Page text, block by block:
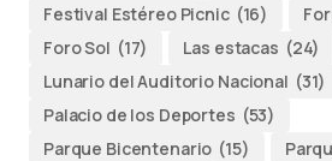
Festival Estéreo Picnic (16)
Foro Sol (17) Las estacas (24)
Lunario del Auditorio Nacional (31)
Palacio de los Deportes (53)
Parque Bicentenario (15)